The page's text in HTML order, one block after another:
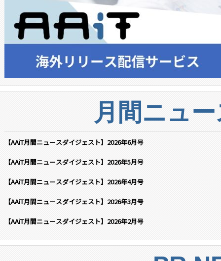
月間ニュ
【AAiT月間ニュースダイジェスト】2026年6月号
【AAiT月間ニュースダイジェスト】2026年5月号
【AAiT月間ニュースダイジェスト】2026年4月号
【AAiT月間ニュースダイジェスト】2026年3月号
【AAiT月間ニュースダイジェスト】2026年2月号